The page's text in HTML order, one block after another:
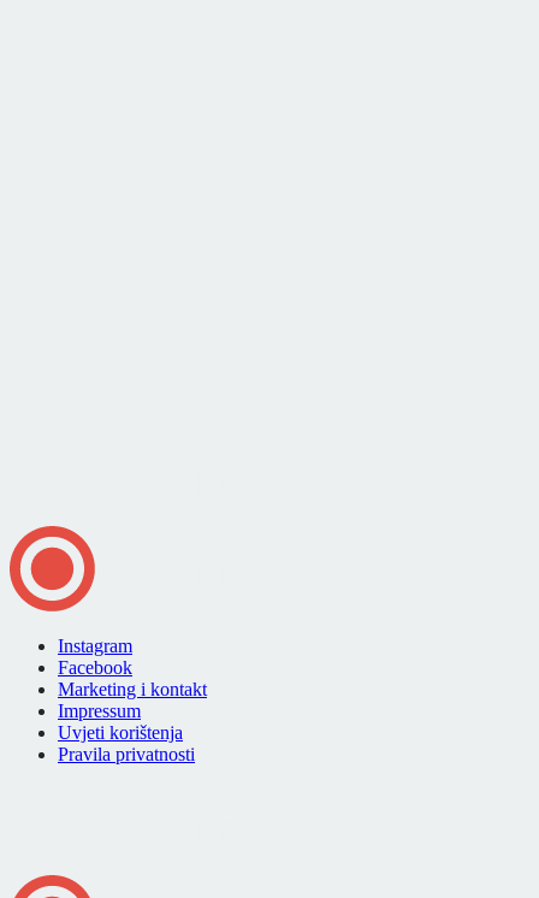
Instagram
Facebook
Marketing i kontakt
Impressum
Uvjeti korištenja
Pravila privatnosti